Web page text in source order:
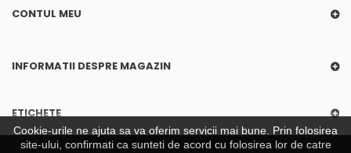
CONTUL MEU
INFORMATII DESPRE MAGAZIN
ETICHETE
Cookie-urile ne ajuta sa va oferim servicii mai bune. Prin folosirea
site-ului, confirmati ca sunteti de acord cu folosirea lor de catre